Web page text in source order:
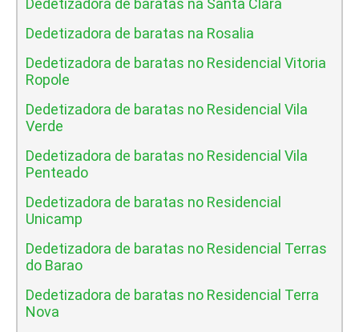
Dedetizadora de baratas na Santa Clara
Dedetizadora de baratas na Rosalia
Dedetizadora de baratas no Residencial Vitoria
Ropole
Dedetizadora de baratas no Residencial Vila
Verde
Dedetizadora de baratas no Residencial Vila
Penteado
Dedetizadora de baratas no Residencial
Unicamp
Dedetizadora de baratas no Residencial Terras
do Barao
Dedetizadora de baratas no Residencial Terra
Nova